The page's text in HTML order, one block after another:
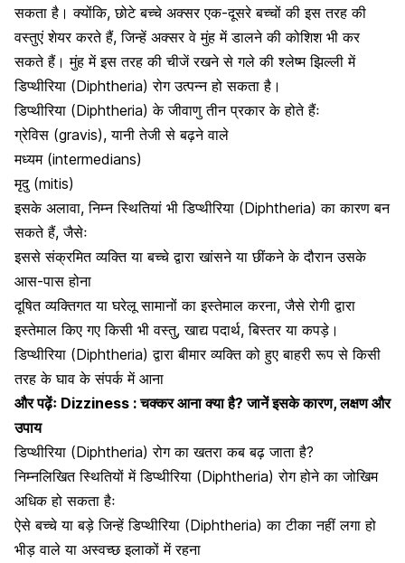
सकता है। क्योंकि, छोटे बच्चे अक्सर एक-दूसरे बच्चों की इस तरह की
वस्तुएं शेयर करते हैं, जिन्हें अक्सर वे मुंह में डालने की कोशिश भी कर
सकते हैं। मुंह में इस तरह की चीजें रखने से गले की श्लेष्म झिल्ली में
डिप्थीरिया (Diphtheria) रोग उत्पन्न हो सकता है।
डिप्थीरिया (Diphtheria) के जीवाणु तीन प्रकार के होते हैंः
ग्रेविस (gravis), यानी तेजी से बढ़ने वाले
मध्यम (intermedians)
मृदु (mitis)
इसके अलावा, निम्न स्थितियां भी डिप्थीरिया (Diphtheria) का कारण बन
सकते हैं, जैसेः
इससे संक्रमित व्यक्ति या बच्चे द्वारा खांसने या छींकने के दौरान उसके
आस-पास होना
दूषित व्यक्तिगत या घरेलू सामानों का इस्तेमाल करना, जैसे रोगी द्वारा
इस्तेमाल किए गए किसी भी वस्तु, खाद्य पदार्थ, बिस्तर या कपड़े।
डिप्थीरिया (Diphtheria) द्वारा बीमार व्यक्ति को हुए बाहरी रूप से किसी
तरह के घाव के संपर्क में आना
और पढ़ेंः Dizziness : चक्कर आना क्या है? जानें इसके कारण, लक्षण और
उपाय
डिप्थीरिया (Diphtheria) रोग का खतरा कब बढ़ जाता है?
निम्नलिखित स्थितियों में डिप्थीरिया (Diphtheria) रोग होने का जोखिम
अधिक हो सकता हैः
ऐसे बच्चे या बड़े जिन्हें डिप्थीरिया (Diphtheria) का टीका नहीं लगा हो
भीड़ वाले या अस्वच्छ इलाकों में रहना